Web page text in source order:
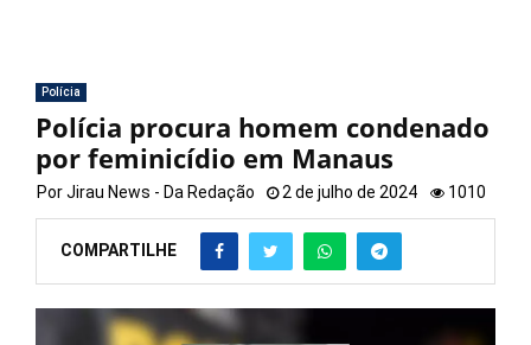
Polícia
Polícia procura homem condenado
por feminicídio em Manaus
PorJirau News - Da Redação 2 de julho de 2024 1010
COMPARTILHE